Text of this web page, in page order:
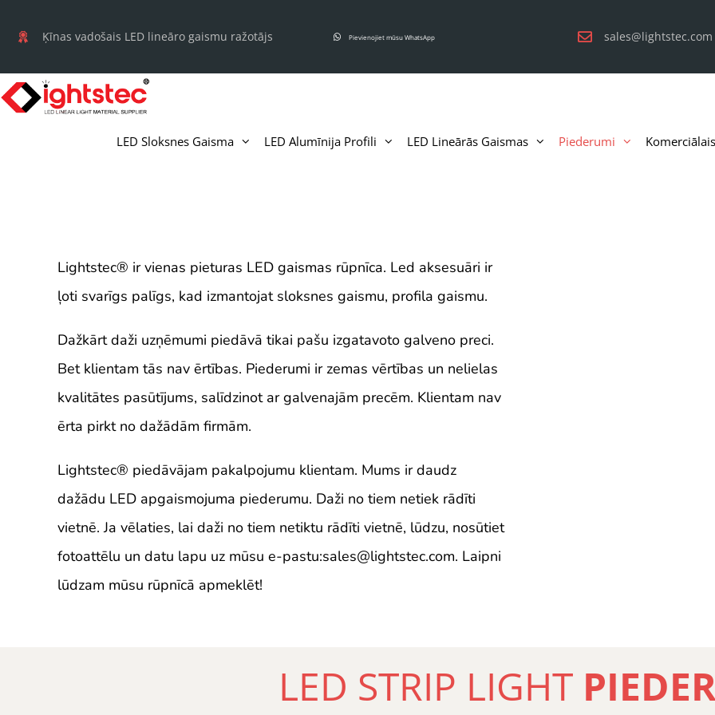
Ķīnas vadošais LED lineāro gaismu ražotājs Pievienojiet mūsu WhatsApp sales@lightstec.com
LED Sloksnes Gaisma LED Alumīnija Profili LED Lineārās Gaismas Piederumi
Lightstec® ir vienas pieturas LED gaismas rūpnīca. Led aksesuāri ir
ļoti svarīgs palīgs, kad izmantojat sloksnes gaismu, profila gaismu.
Dažkārt daži uzņēmumi piedāvā tikai pašu izgatavoto galveno preci.
Bet klientam tās nav ērtības. Piederumi ir zemas vērtības un nelielas
kvalitātes pasūtījums, salīdzinot ar galvenajām precēm. Klientam nav
ērta pirkt no dažādām firmām.
Lightstec® piedāvājam pakalpojumu klientam. Mums ir daudz
dažādu LED apgaismojuma piederumu. Daži no tiem netiek rādīti
vietnē. Ja vēlaties, lai daži no tiem netiktu rādīti vietnē, lūdzu, nosūtiet
fotoattēlu un datu lapu uz mūsu e-pastu:sales@lightstec.com. Laipni
lūdzam mūsu rūpnīcā apmeklēt!
LED STRIP LIGHT